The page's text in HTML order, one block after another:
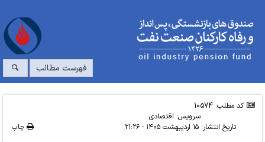
فهرست مطالب
کد مطلب: 10574
سرویس: اقتصادی
تاریخ انتشار: ۱۵ اردیبهشت ۱۴۰۵ - ۲۱:۲۶ چاپ